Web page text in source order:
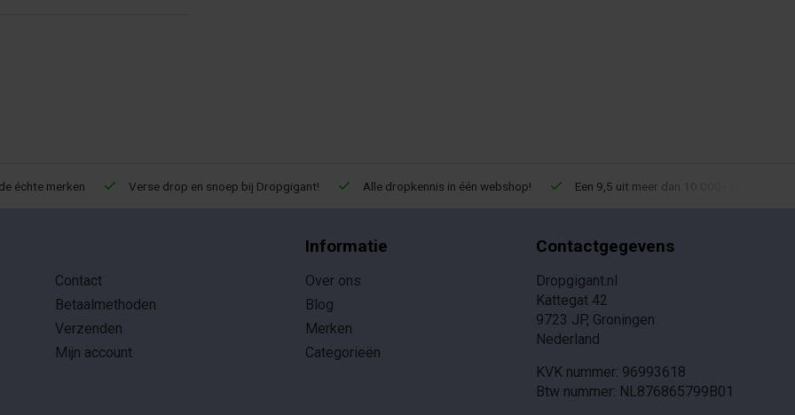
échte merken Verse drop en snoep bij Dropgigant! Alle dropkennis in één webshop! Een 9,5 uit meer dan 10.000+ reviews!
Contact
Betaalmethoden
Verzenden
Mijn account
Informatie
Over ons
Blog
Merken
Categorieën
Contactgegevens
Dropgigant.nl
Kattegat 42
9723 JP, Groningen
Nederland
KVK nummer: 96993618
Btw nummer: NL876865799B01